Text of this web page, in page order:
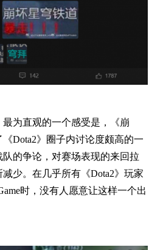
为直观的一个感受是，《崩
Dota2》圈子内讨论度颇高的一
的争论，对赛场表现的来回拉
少。在几乎所有《Dota2》玩家
时，没有人愿意让这样一个出